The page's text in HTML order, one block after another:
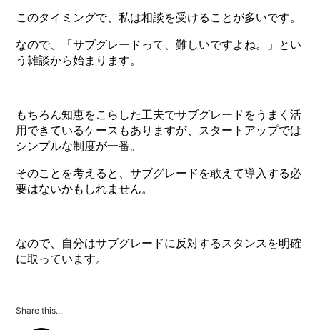
このタイミングで、私は相談を受けることが多いです。
なので、「サブグレードって、難しいですよね。」とい
う雑談から始まります。
もちろん知恵をこらした工夫でサブグレードをうまく活
用できているケースもありますが、スタートアップでは
シンプルな制度が一番。
そのことを考えると、サブグレードを敢えて導入する必
要はないかもしれません。
なので、自分はサブグレードに反対するスタンスを明確
に取っています。
Share this...